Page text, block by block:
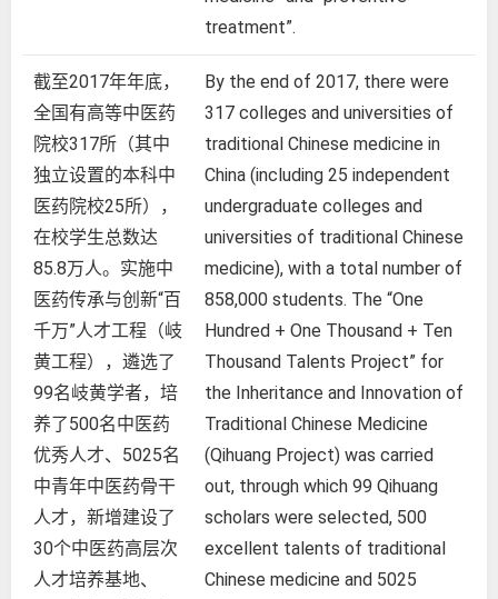
treatment”.
截至2017年年底，
全国有高等中医药
院校317所（其中
独立设置的本科中
医药院校25所），
在校学生总数达
85.8万人。实施中
医药传承与创新“百
千万”人才工程（岐
黄工程），遴选了
99名岐黄学者，培
养了500名中医药
优秀人才、5025名
中青年中医药骨干
人才，新增建设了
30个中医药高层次
人才培养基地、
By the end of 2017, there were
317 colleges and universities of
traditional Chinese medicine in
China (including 25 independent
undergraduate colleges and
universities of traditional Chinese
medicine), with a total number of
858,000 students. The “One
Hundred + One Thousand + Ten
Thousand Talents Project” for
the Inheritance and Innovation of
Traditional Chinese Medicine
(Qihuang Project) was carried
out, through which 99 Qihuang
scholars were selected, 500
excellent talents of traditional
Chinese medicine and 5025